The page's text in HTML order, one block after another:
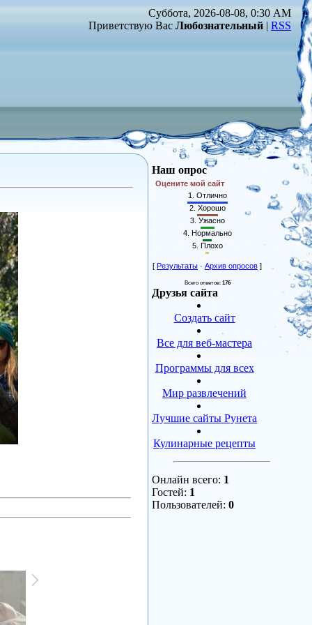
Суббота, 2026-08-08, 0:30 AM
Приветствую Вас Любознательный | RSS
Наш опрос
Оцените мой сайт
1. Отлично
2. Хорошо
3. Ужасно
4. Нормально
5. Плохо
[ Результаты · Архив опросов ]
Всего ответов: 176
Друзья сайта
Создать сайт
Все для веб-мастера
Программы для всех
Мир развлечений
Лучшие сайты Рунета
Кулинарные рецепты
Онлайн всего: 1
Гостей: 1
Пользователей: 0